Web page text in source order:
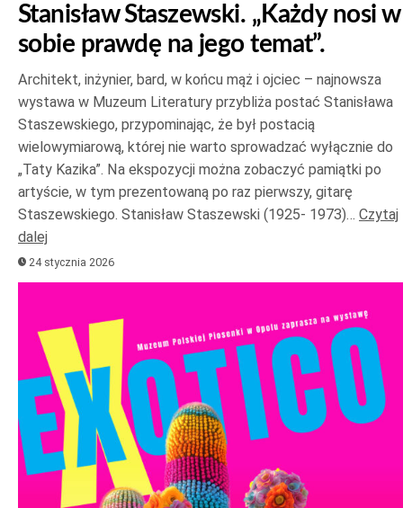
Stanisław Staszewski. „Każdy nosi w
sobie prawdę na jego temat”.
Architekt, inżynier, bard, w końcu mąż i ojciec – najnowsza
wystawa w Muzeum Literatury przybliża postać Stanisława
Staszewskiego, przypominając, że był postacią
wielowymiarową, której nie warto sprowadzać wyłącznie do
„Taty Kazika”. Na ekspozycji można zobaczyć pamiątki po
artyście, w tym prezentowaną po raz pierwszy, gitarę
Staszewskiego. Stanisław Staszewski (1925- 1973)… Czytaj
dalej
24 stycznia 2026
dźwiękowych